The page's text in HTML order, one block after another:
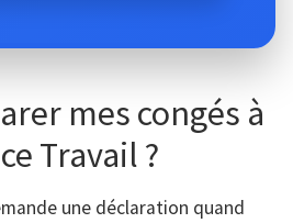
mes congés à
Travail ?
une déclaration quand